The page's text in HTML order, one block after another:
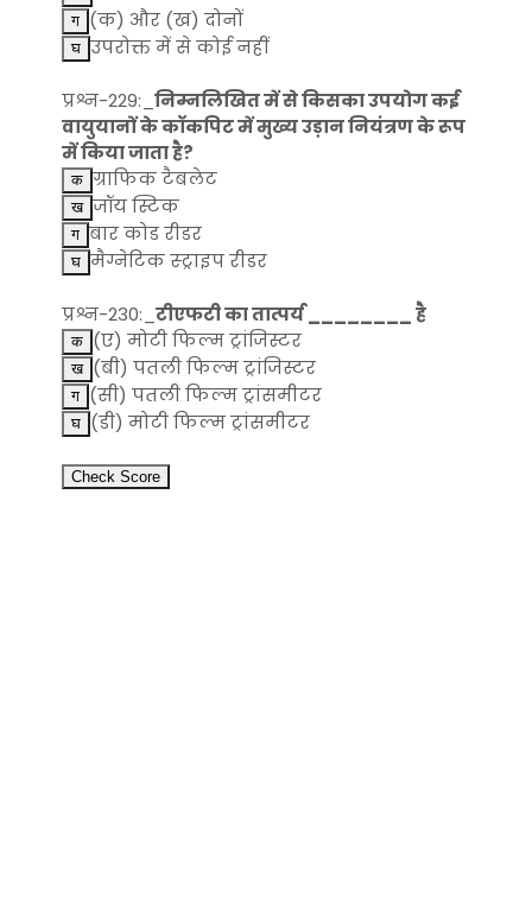
(क) और (ख) दोनों
उपरोक्त में से कोई नहीं
प्रश्न-229:_ निम्नलिखित में से किसका उपयोग कई
वायुयानों के कॉकपिट में मुख्य उड़ान नियंत्रण के रूप
में किया जाता है?
ग्राफिक टैबलेट
जॉय स्टिक
बार कोड रीडर
मैग्नेटिक स्ट्राइप रीडर
प्रश्न-230:_ टीएफटी का तात्पर्य ________ है
(ए) मोटी फिल्म ट्रांजिस्टर
(बी) पतली फिल्म ट्रांजिस्टर
(सी) पतली फिल्म ट्रांसमीटर
(डी) मोटी फिल्म ट्रांसमीटर